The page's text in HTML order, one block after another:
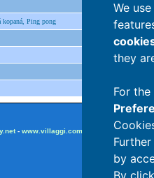
We
they
For
by
By
Ping pong
- www.villaggi.com adv.camping.it